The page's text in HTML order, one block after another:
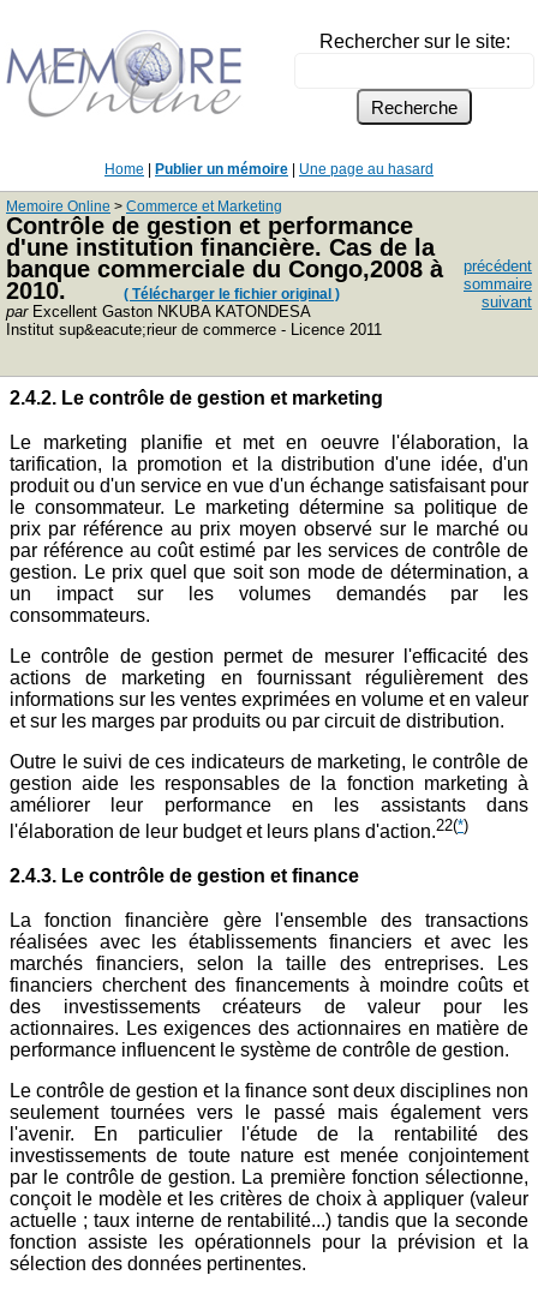
Rechercher sur le site:
Home Publier un mémoire Une page au hasard
Memoire Online > Commerce et Marketing
Contrôle de gestion et performance
d'une institution financière. Cas de la
banque commerciale du Congo,2008 à
2010.
( Télécharger le fichier original )
parExcellent Gaston NKUBA KATONDESA
Institut sup&eacute;rieur de commerce - Licence 2011
précédent
sommaire
suivant
2.4.2. Le contrôle de gestion et marketing
Le marketing planifie et met en oeuvre l'élaboration, la
tarification, la promotion et la distribution d'une idée, d'un
produit ou d'un service en vue d'un échange satisfaisant pour
le consommateur. Le marketing détermine sa politique de
prix par référence au prix moyen observé sur le marché ou
par référence au coût estimé par les services de contrôle de
gestion. Le prix quel que soit son mode de détermination, a
un impact sur les volumes demandés par les
consommateurs.
Le contrôle de gestion permet de mesurer l'efficacité des
actions de marketing en fournissant régulièrement des
informations sur les ventes exprimées en volume et en valeur
et sur les marges par produits ou par circuit de distribution.
Outre le suivi de ces indicateurs de marketing, le contrôle de
gestion aide les responsables de la fonction marketing à
améliorer leur performance en les assistants dans
l'élaboration de leur budget et leurs plans d'action.22(*)
2.4.3. Le contrôle de gestion et finance
La fonction financière gère l'ensemble des transactions
réalisées avec les établissements financiers et avec les
marchés financiers, selon la taille des entreprises. Les
financiers cherchent des financements à moindre coûts et
des investissements créateurs de valeur pour les
actionnaires. Les exigences des actionnaires en matière de
performance influencent le système de contrôle de gestion.
Le contrôle de gestion et la finance sont deux disciplines non
seulement tournées vers le passé mais également vers
l'avenir. En particulier l'étude de la rentabilité des
investissements de toute nature est menée conjointement
par le contrôle de gestion. La première fonction sélectionne,
conçoit le modèle et les critères de choix à appliquer (valeur
actuelle ; taux interne de rentabilité...) tandis que la seconde
fonction assiste les opérationnels pour la prévision et la
sélection des données pertinentes.